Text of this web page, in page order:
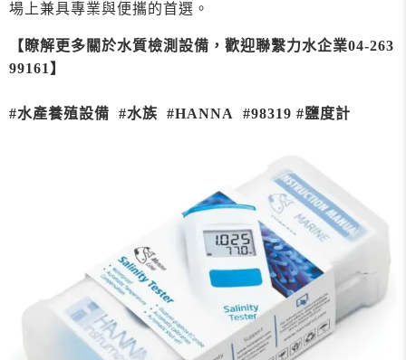
場上兼具專業與便攜的首選。
【瞭解更多關於水質檢測設備，歡迎聯繫力水企業04-263
99161】
#水產養殖設備 #水族 #HANNA #98319 #鹽度計